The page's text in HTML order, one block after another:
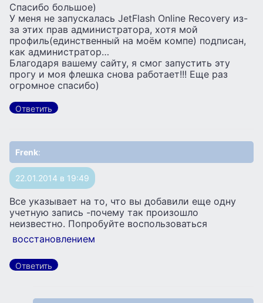
Спасибо большое)
У меня не запускалась JetFlash Online Recovery из-
за этих прав администратора, хотя мой
профиль(единственный на моём компе) подписан,
как администратор…
Благодаря вашему сайту, я смог запустить эту
прогу и моя флешка снова работает!!! Еще раз
огромное спасибо)
Ответить
Frenk:
22.01.2014 в 19:49
Все указывает на то, что вы добавили еще одну
учетную запись -почему так произошло
неизвестно. Попробуйте воспользоваться
восстановлением
Ответить